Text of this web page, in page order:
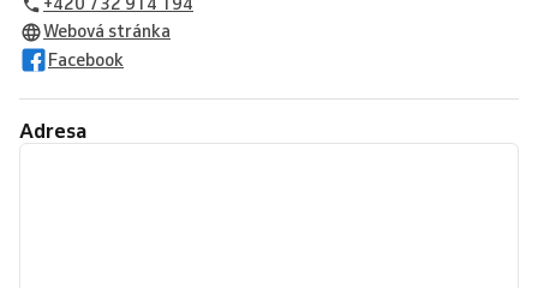
Webová stránka
Facebook
Adresa